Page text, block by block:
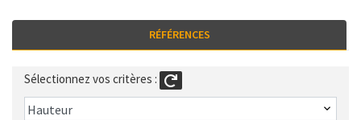
RÉFÉRENCES
Sélectionnez vos critères :